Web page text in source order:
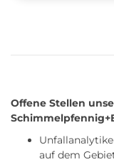
Offene Stellen
auf dem